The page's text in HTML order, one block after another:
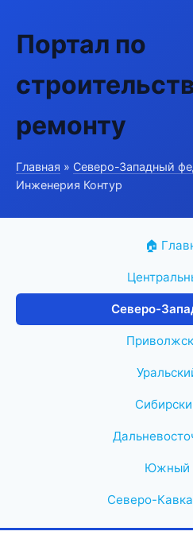
Портал по
ремонту
Главная » Северо-Западный
Инженерия Контур
🏠
Северо-
Южный
Северо-